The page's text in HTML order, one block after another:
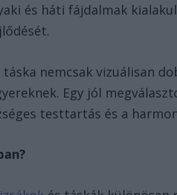
és háti fájdalmak
nemcsak vizuálisan
Egy jól
testtartás és a